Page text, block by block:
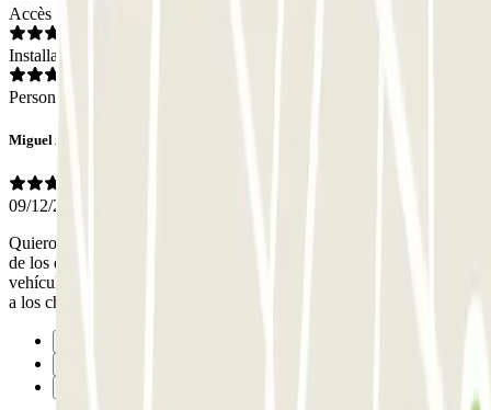
Accès
Installations
Personnel
Miguel Angel
09/12/2025
Quiero reseñar bien alto y claro la profesionalidad y el buen hacer
de los dos chóferes que nos recogieron y entregaron nuestros
vehículos durante nuestro viaje a Londres....recalcó gracias por todo
a los chicos que nos atendieron en Lisboa ??